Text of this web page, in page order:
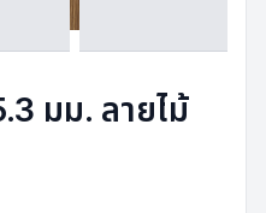
มม. ลายไม้